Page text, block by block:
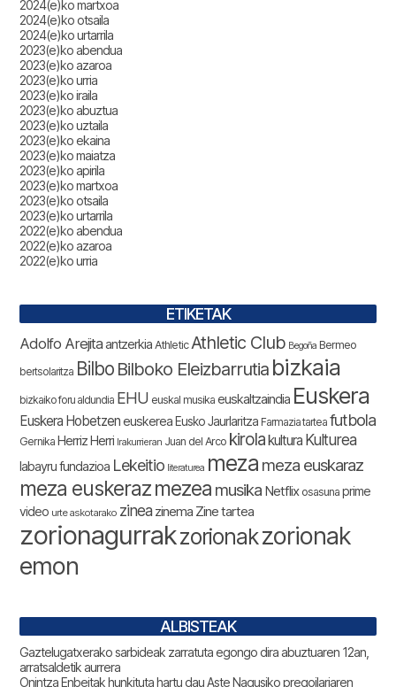
2024(e)ko martxoa
2024(e)ko otsaila
2024(e)ko urtarrila
2023(e)ko abendua
2023(e)ko azaroa
2023(e)ko urria
2023(e)ko iraila
2023(e)ko abuztua
2023(e)ko uztaila
2023(e)ko ekaina
2023(e)ko maiatza
2023(e)ko apirila
2023(e)ko martxoa
2023(e)ko otsaila
2023(e)ko urtarrila
2022(e)ko abendua
2022(e)ko azaroa
2022(e)ko urria
ETIKETAK
Adolfo Arejitaantzerkia Athletic Athletic Club Begoña Bermeo
bertsolaritza Bilbo Bilboko Eleizbarrutia bizkaia
bizkaiko foru aldundia EHU euskal musika euskaltzaindia Euskera
Euskera Hobetzeneuskerea Eusko Jaurlaritza Farmazia tartea futbola
Gernika Herriz Herri Irakurrieran Juan del Arco kirolakultura Kulturea
labayru fundazioa Lekeitio literaturea meza meza euskaraz
meza euskerazmezea musika Netflix osasuna prime
video urte askotarako zinea zinema Zine tartea
zorionagurrakzorionakzorionak
emon
ALBISTEAK
Gaztelugatxerako sarbideak zarratuta egongo dira abuztuaren 12an,
arratsaldetik aurrera
Onintza Enbeitak hunkituta hartu dau Aste Nagusiko pregoilariaren